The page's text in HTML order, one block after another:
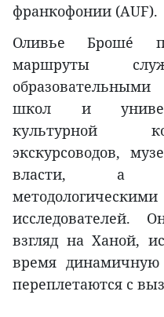
франкофонии (AUF).
Оливье Брошé
маршруты
школ и
культурной
экскурсоводов,
власти, а
исследователей.
взгляд на Ханой,
время динамичную
переплетаются с